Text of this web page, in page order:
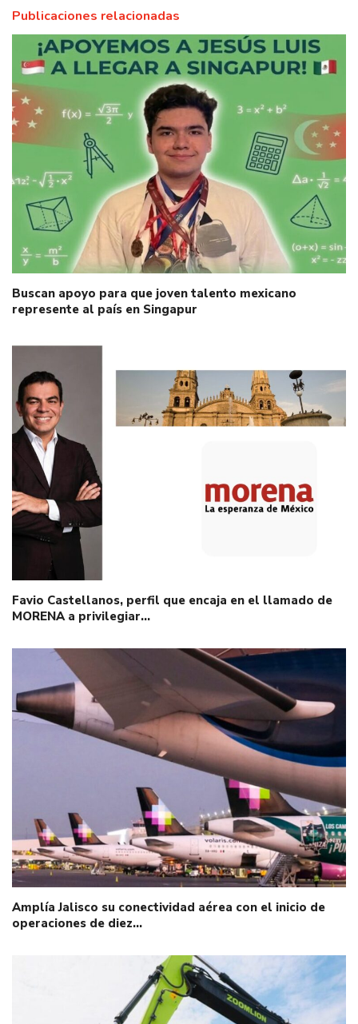
Publicaciones relacionadas
Buscan apoyo para que joven talento mexicano
represente al país en Singapur
Favio Castellanos, perfil que encaja en el llamado de
MORENA a privilegiar…
Amplía Jalisco su conectividad aérea con el inicio de
operaciones de diez…